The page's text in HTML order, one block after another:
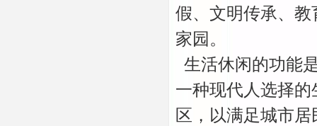
假、文明传承、
家园。
生活休闲的功能
一种现代人选择
区，以满足城市